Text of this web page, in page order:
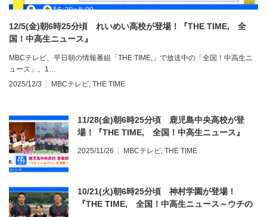
12/5(金)朝6時25分頃 れいめい高校が登場！『THE TIME, 全
国！中高生ニュース』
MBCテレビ、平日朝の情報番組「THE TIME,」で放送中の「全国！中高生ニ
ュース」。1…
2025/12/3
MBCテレビ, THE TIME
11/28(金)朝6時25分頃 鹿児島中央高校が登
場！『THE TIME, 全国！中高生ニュース』
2025/11/26 MBCテレビ, THE TIME
10/21(火)朝6時25分頃 神村学園が登場！
『THE TIME, 全国！中高生ニュース～ウチの